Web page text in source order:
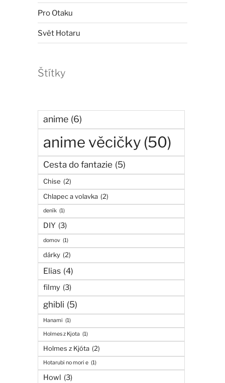
Pro Otaku
Svět Hotaru
Štítky
anime (6)
anime věcičky (50)
Cesta do fantazie (5)
Chise (2)
Chlapec a volavka (2)
deník (1)
DIY (3)
domov (1)
dárky (2)
Elias (4)
filmy (3)
ghibli (5)
Hanami (1)
Holmes z Kjota (1)
Holmes z Kjóta (2)
Hotarubi no mori e (1)
Howl (3)